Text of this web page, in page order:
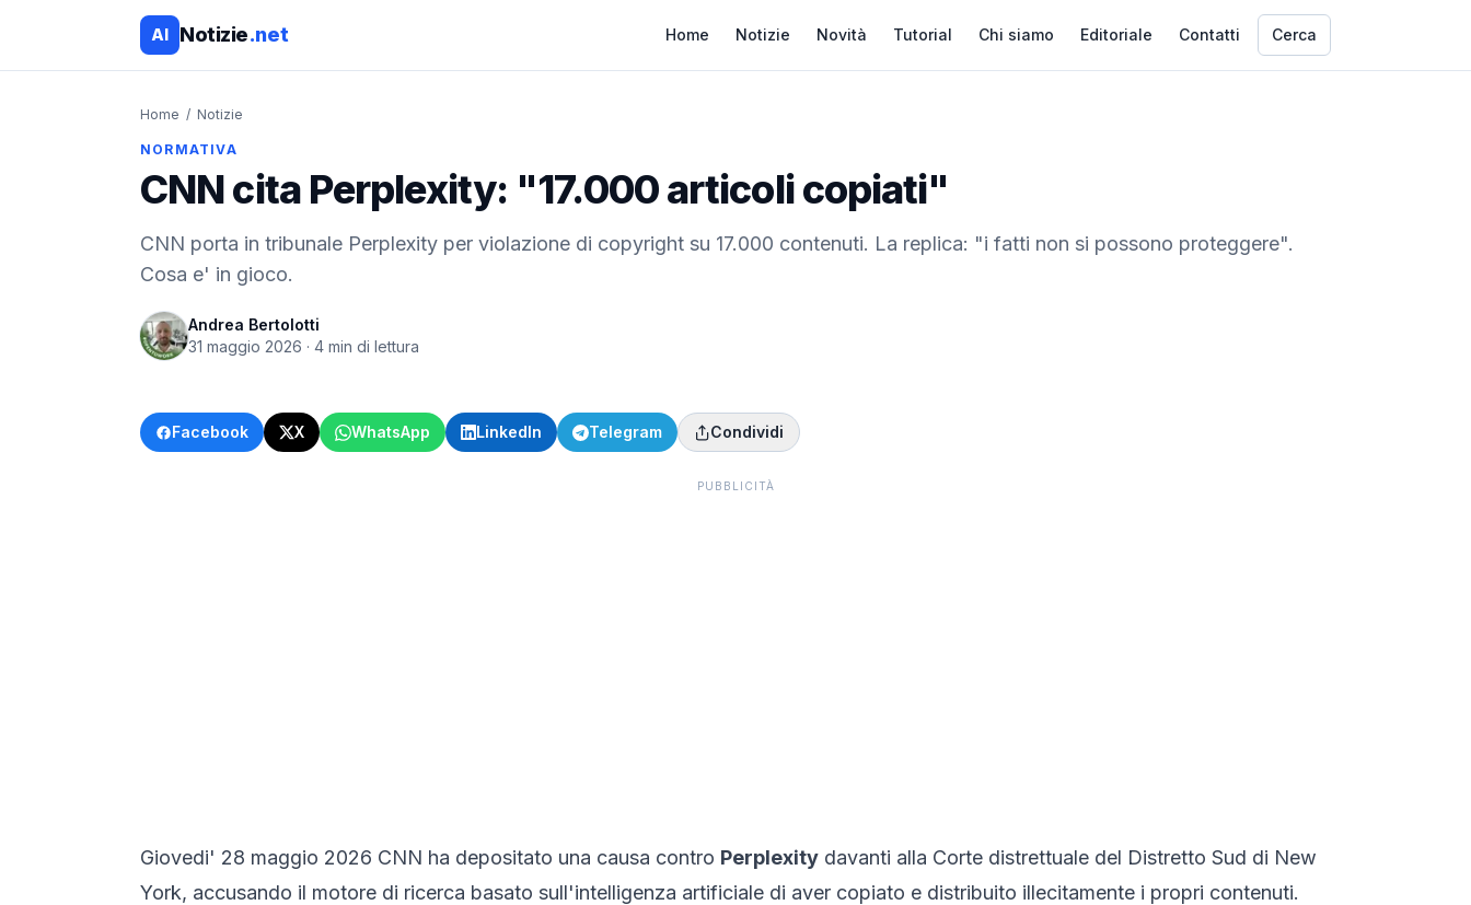
AI Notizie.net Home Notizie Novità Tutorial Chi siamo Editoriale Contatti Cerca
Home / Notizie
NORMATIVA
CNN cita Perplexity: "17.000 articoli copiati"
CNN porta in tribunale Perplexity per violazione di copyright su 17.000 contenuti. La replica: "i fatti non si possono proteggere".
Cosa e' in gioco.
Andrea Bertolotti
31 maggio 2026 · 4 min di lettura
Facebook X WhatsApp LinkedIn Telegram Condividi
PUBBLICITÀ
Giovedi' 28 maggio 2026 CNN ha depositato una causa contro Perplexity davanti alla Corte distrettuale del Distretto Sud di New
York, accusando il motore di ricerca basato sull'intelligenza artificiale di aver copiato e distribuito illecitamente i propri contenuti.